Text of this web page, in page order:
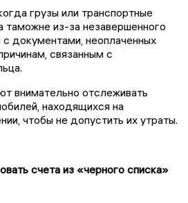
грузы или транспортные
таможне из-за незавершенного
документами, неоплаченных
связанным с
внимательно отслеживать
находящихся на
чтобы не допустить их утраты.
счета из «черного списка»